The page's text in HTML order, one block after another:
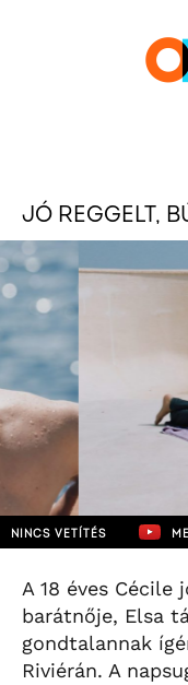
JÓ REGGELT,
NINCS VETÍTÉS
A 18 éves Cécile
barátnője, Elsa
gondtalannak
Riviérán. A